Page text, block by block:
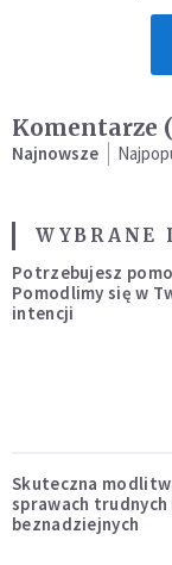
Komentarze (
Najnowsze
WYBRANE
Potrzebujesz
Pomodlimy się w
intencji
Skuteczna
sprawach trudnych
beznadziejnych